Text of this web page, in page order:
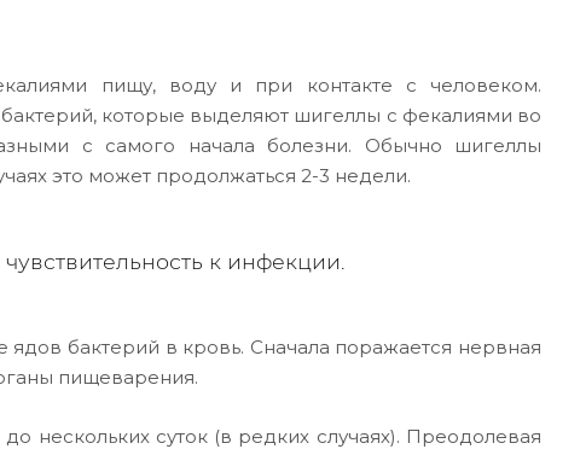
пищу, воду и при контакте с человеком.
которые выделяют шигеллы с фекалиями во
с самого начала болезни. Обычно шигеллы
это может продолжаться 2-3 недели.
к инфекции.
бактерий в кровь. Сначала поражается нервная
пищеварения.
нескольких суток (в редких случаях). Преодолевая